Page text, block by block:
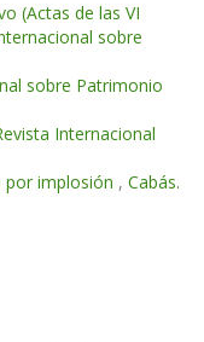
(Actas de las VI
sobre
sobre Patrimonio
Internacional
por implosión , Cabás.